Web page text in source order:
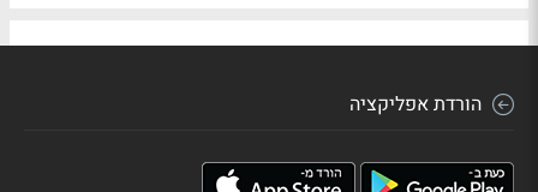
הורדת אפליקציה